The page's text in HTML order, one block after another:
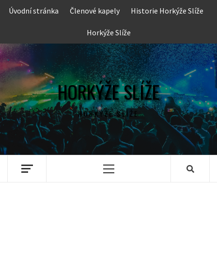
Skip
Úvodní stránka Členové kapely Historie Horkýže Slíže
Horkýže Slíže
HORKÝŽE SLÍŽE
HORKÝŽE SLÍŽE
Primary